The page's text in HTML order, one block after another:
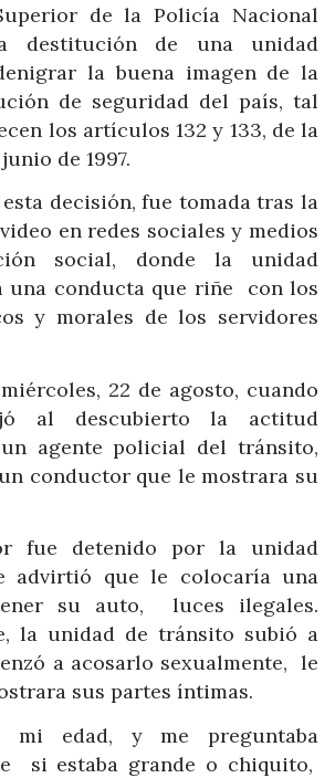
de la Policía Nacional
destitución de una unidad
la buena imagen de la
de seguridad del país, tal
los artículos 132 y 133, de la
de 1997.
decisión, fue tomada tras la
en redes sociales y medios
social, donde la unidad
una conducta que riñe con los
y morales de los servidores
22 de agosto, cuando
al descubierto la actitud
agente policial del tránsito,
conductor que le mostrara su
fue detenido por la unidad
advirtió que le colocaría una
su auto, luces ilegales.
la unidad de tránsito subió a
a acosarlo sexualmente, le
sus partes íntimas.
mi edad, y me preguntaba
si estaba grande o chiquito,